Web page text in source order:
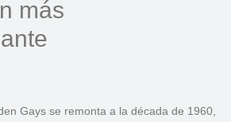
más
Gays se remonta a la década de 1960,